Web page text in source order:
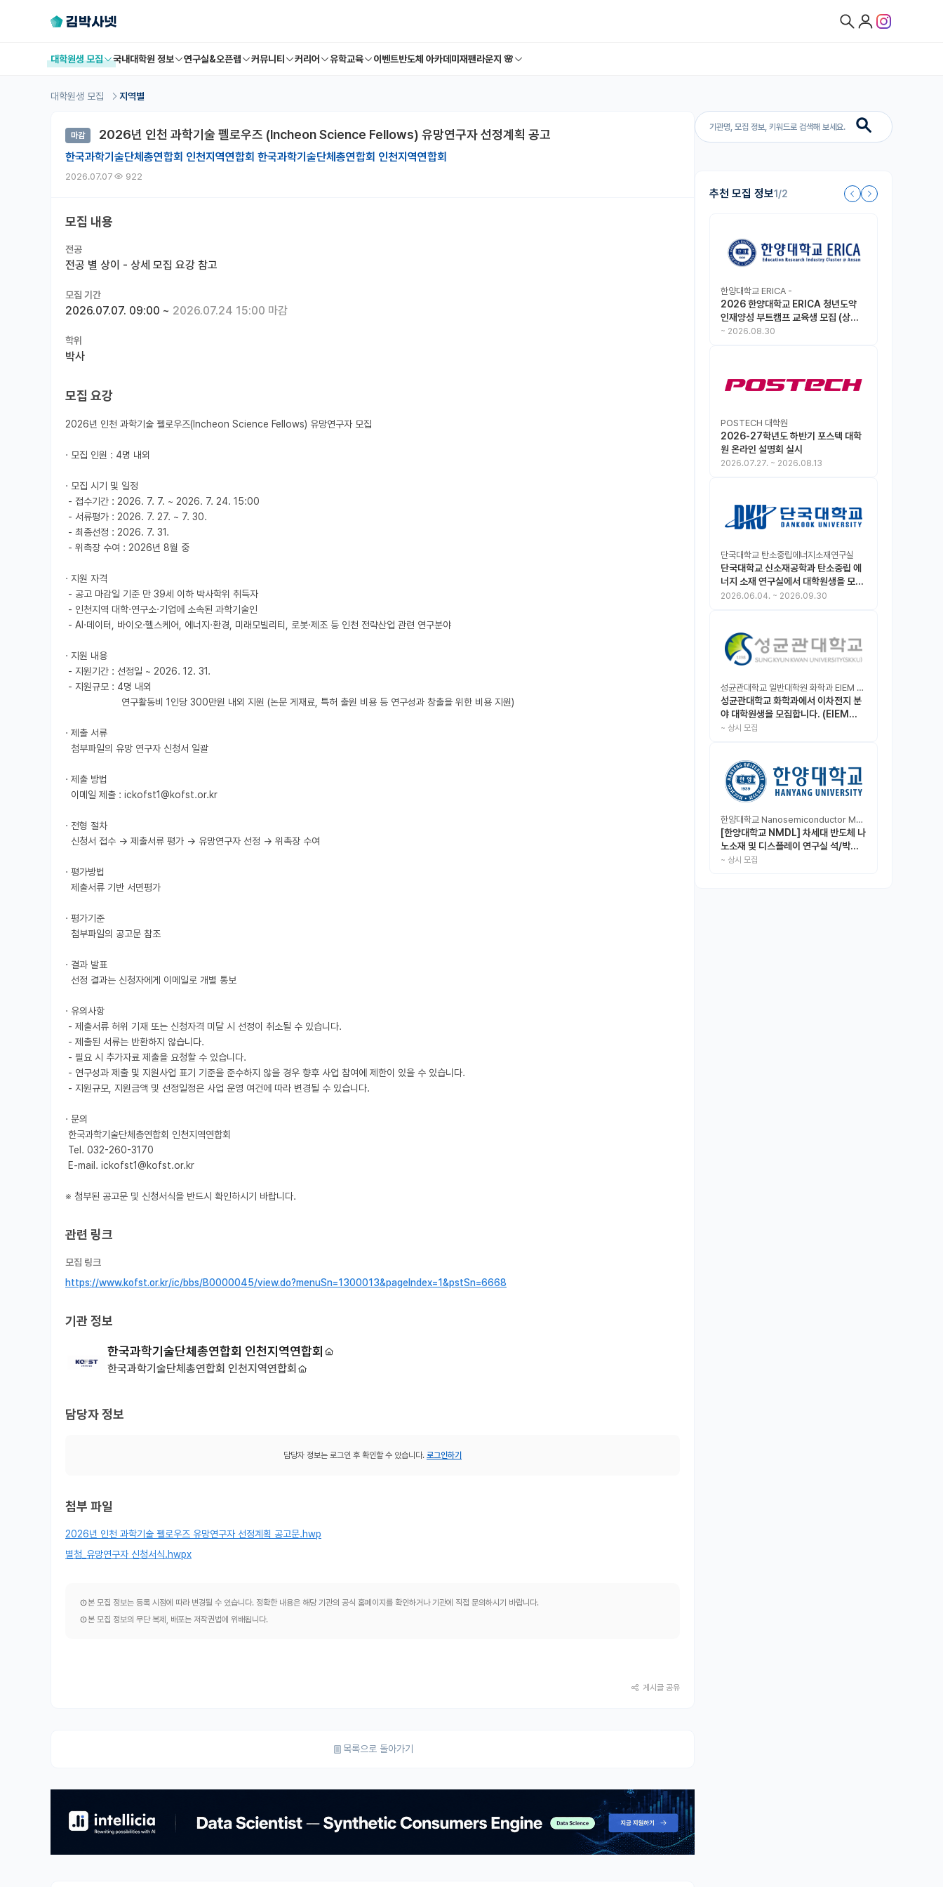
대학원생 모집 국내대학원 정보 연구실&오픈랩 커뮤니티 커리어 유학교육 이벤트반도체 아카데미 재팬라운지 🌸
대학원생 모집 지역별
추천 모집 정보1/2
한양대학교 ERICA -
2026 한양대학교 ERICA 청년도약
인재양성 부트캠프 교육생 모집 (상시
모집 중, 1차 마감 : ~8.30)
~ 2026.08.30
POSTECH 대학원
2026-27학년도 하반기 포스텍 대학
원 온라인 설명회 실시
2026.07.27. ~ 2026.08.13
단국대학교 탄소중립에너지소재연구실
단국대학교 신소재공학과 탄소중립 에
너지 소재 연구실에서 대학원생을 모집
합니다.
2026.06.04. ~ 2026.09.30
성균관대학교 일반대학원 화학과 EIEM Lab
성균관대학교 화학과에서 이차전지 분
야 대학원생을 모집합니다. (EIEM
Lab)
~ 상시 모집
한양대학교 Nanosemiconductor Materials & Display Laboratory
[한양대학교 NMDL] 차세대 반도체 나
노소재 및 디스플레이 연구실 석/박사/
인턴 모집
~ 상시 모집
마감 2026년 인천 과학기술 펠로우즈 (Incheon Science Fellows) 유망연구자 선정계획 공고
한국과학기술단체총연합회 인천지역연합회 한국과학기술단체총연합회 인천지역연합회
2026.07.07 922
모집 내용
전공
전공 별 상이 - 상세 모집 요강 참고
모집 기간
2026.07.07. 09:00 ~ 2026.07.24 15:00 마감
학위
박사
모집 요강
2026년 인천 과학기술 펠로우즈(Incheon Science Fellows) 유망연구자 모집
· 모집 인원 : 4명 내외
· 모집 시기 및 일정
· 지원 자격
· 지원 내용
· 제출 서류
· 제출 방법
· 전형 절차
· 평가방법
· 평가기준
· 결과 발표
· 유의사항
· 문의
※ 첨부된 공고문 및 신청서식을 반드시 확인하시기 바랍니다.
관련 링크
모집 링크
https://www.kofst.or.kr/ic/bbs/B0000045/view.do?menuSn=1300013&pageIndex=1&pstSn=6668
기관 정보
한국과학기술단체총연합회 인천지역연합회
한국과학기술단체총연합회 인천지역연합회
담당자 정보
담당자 정보는 로그인 후 확인할 수 있습니다. 로그인하기
첨부 파일
2026년 인천 과학기술 펠로우즈 유망연구자 선정계획 공고문.hwp
별첨_유망연구자 신청서식.hwpx
본 모집 정보는 등록 시점에 따라 변경될 수 있습니다. 정확한 내용은 해당 기관의 공식 홈페이지를 확인하거나 기관에 직접 문의하시기 바랍니다.
본 모집 정보의 무단 복제, 배포는 저작권법에 위배됩니다.
게시글 공유
목록으로 돌아가기